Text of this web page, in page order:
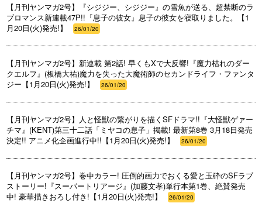
【月刊ヤンマガ2号】『シジジー、シジジー』の雪魚が送る、超禁断のラ
ブロマンス新連載47P!!『息子の彼女』息子の彼女を寝取りました。【1
月20日(火)発売!】
26/01/20
【月刊ヤンマガ2号】新連載 第2話! 早くもXで大反響!『魔力枯れのダー
クエルフ』(板橋大祐)魔力を失った大魔術師のセカンドライフ・ファンタ
ジー【1月20日(火)発売!】
26/01/20
【月刊ヤンマガ2号】人と怪獣の繋がりを描くSFドラマ!!『大怪獣ゲァー
チマ』(KENT)第三十二話「ミヤコの息子」掲載! 最新第8巻 3月18日発売
決定!! アニメ化企画進行中!!【1月20日(火)発売!】
26/01/20
【月刊ヤンマガ2号】巻中カラー! 圧倒的画力でおくる愛と玉砕のSFラブ
ストーリー!『スーパートリアージ』(加藤文孝)単行本第1巻、絶賛発売
中! 豪華描きおろし付き!【1月20日(火)発売!】
26/01/20